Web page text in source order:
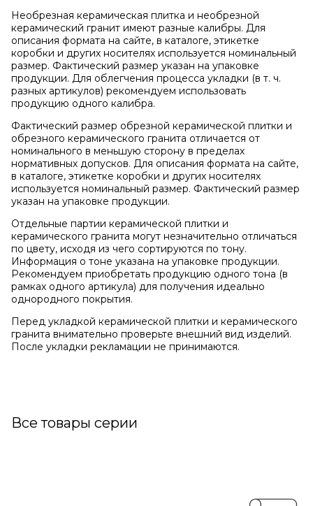
Необрезная керамическая плитка и необрезной
керамический гранит имеют разные калибры. Для
описания формата на сайте, в каталоге, этикетке
коробки и других носителях используется номинальный
размер. Фактический размер указан на упаковке
продукции. Для облегчения процесса укладки (в т. ч.
разных артикулов) рекомендуем использовать
продукцию одного калибра.
Фактический размер обрезной керамической плитки и
обрезного керамического гранита отличается от
номинального в меньшую сторону в пределах
нормативных допусков. Для описания формата на сайте,
в каталоге, этикетке коробки и других носителях
используется номинальный размер. Фактический размер
указан на упаковке продукции.
Отдельные партии керамической плитки и
керамического гранита могут незначительно отличаться
по цвету, исходя из чего сортируются по тону.
Информация о тоне указана на упаковке продукции.
Рекомендуем приобретать продукцию одного тона (в
рамках одного артикула) для получения идеально
однородного покрытия.
Перед укладкой керамической плитки и керамического
гранита внимательно проверьте внешний вид изделий.
После укладки рекламации не принимаются.
Все товары серии